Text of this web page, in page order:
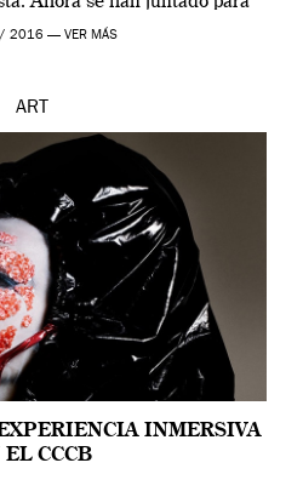
una […]
2016 — VER MÁS
ART
INMERSIVA
EL CCCB